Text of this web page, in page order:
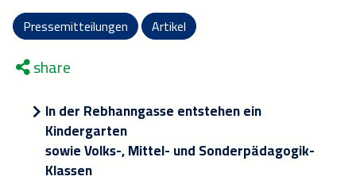
Pressemitteilungen Artikel
share
In der Rebhanngasse entstehen ein
Kindergarten
sowie Volks-, Mittel- und Sonderpädagogik-
Klassen